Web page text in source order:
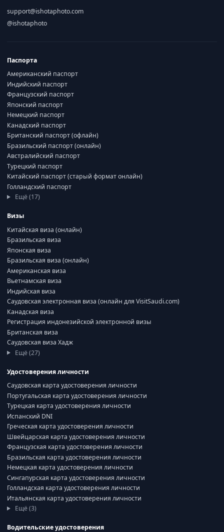
support@ishotaphoto.com
@ishotaphoto
Паспорта
Американский паспорт
Индийский паспорт
Французский паспорт
Японский паспорт
Немецкий паспорт
Канадский паспорт
Британский паспорт (офлайн)
Бразильский паспорт (онлайн)
Австралийский паспорт
Турецкий паспорт
Китайский паспорт (старый формат онлайн)
Голландский паспорт
Ещё (17)
Визы
Китайская виза (онлайн)
Бразильская виза
Японская виза
Бразильская виза (онлайн)
Американская виза
Вьетнамская виза
Индийская виза
Саудовская электронная виза (онлайн для VisitSaudi.com)
Канадская виза
Регистрация индонезийской электронной визы
Британская виза
Саудовская виза Хадж
Ещё (27)
Удостоверения личности
Саудовская карта удостоверения личности
Португальская карта удостоверения личности
Турецкая карта удостоверения личности
Испанский DNI
Греческая карта удостоверения личности
Швейцарская карта удостоверения личности
Французская карта удостоверения личности
Бразильская карта удостоверения личности
Немецкая карта удостоверения личности
Сингапурская карта удостоверения личности
Голландская карта удостоверения личности
Итальянская карта удостоверения личности
Ещё (3)
Водительские удостоверения